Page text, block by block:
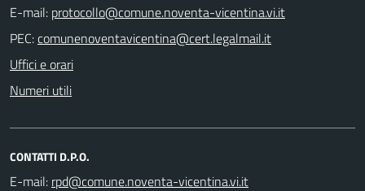
E-mail:
PEC:
Uffici e orari
Numeri utili
CONTATTI D.P.O.
E-mail: